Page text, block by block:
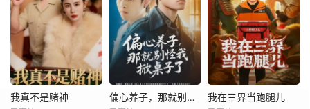
我真不是赌神 偏心养子，那就别怪我掀桌子了 我在三界当跑腿儿